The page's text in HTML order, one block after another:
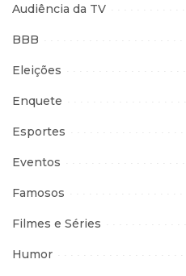
Audiência da TV
BBB
Eleições
Enquete
Esportes
Eventos
Famosos
Filmes e Séries
Humor